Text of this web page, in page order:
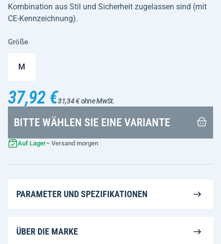
Kombination aus Stil und Sicherheit zugelassen sind (mit
CE-Kennzeichnung).
Größe
M
37,92 €31,34 € ohne MwSt.
BITTE WÄHLEN SIE EINE VARIANTE
Auf Lager– Versand morgen
PARAMETER UND SPEZIFIKATIONEN
ÜBER DIE MARKE